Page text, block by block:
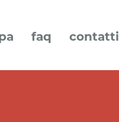
faq contatti